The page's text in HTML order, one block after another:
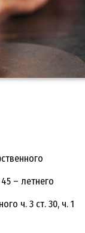
– летнего
ч. 3 ст. 30, ч. 1